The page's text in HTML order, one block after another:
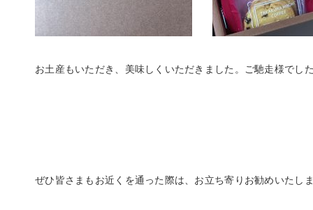
お土産もいただき、美味しくいただきました。ご馳走様でし
ぜひ皆さまもお近くを通った際は、お立ち寄りお勧めいたし